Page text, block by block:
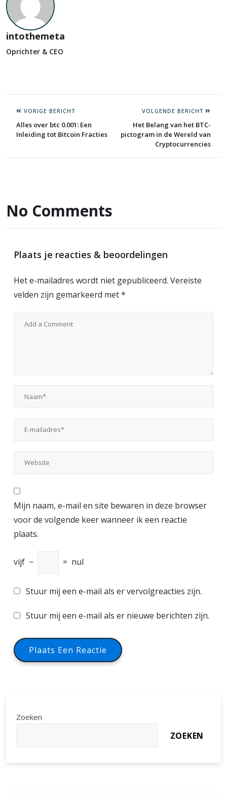
intothemeta
Oprichter & CEO
VORIGE BERICHT
Alles over btc 0.001: Een
Inleiding tot Bitcoin Fracties
VOLGENDE BERICHT
Het Belang van het BTC-
pictogram in de Wereld van
Cryptocurrencies
No Comments
Plaats je reacties & beoordelingen
Het e-mailadres wordt niet gepubliceerd. Vereiste
velden zijn gemarkeerd met*
Mijn naam, e-mail en site bewaren in deze browser
voor de volgende keer wanneer ik een reactie
plaats.
vijf − = nul
Stuur mij een e-mail als er vervolgreacties zijn.
Stuur mij een e-mail als er nieuwe berichten zijn.
Zoeken
ZOEKEN